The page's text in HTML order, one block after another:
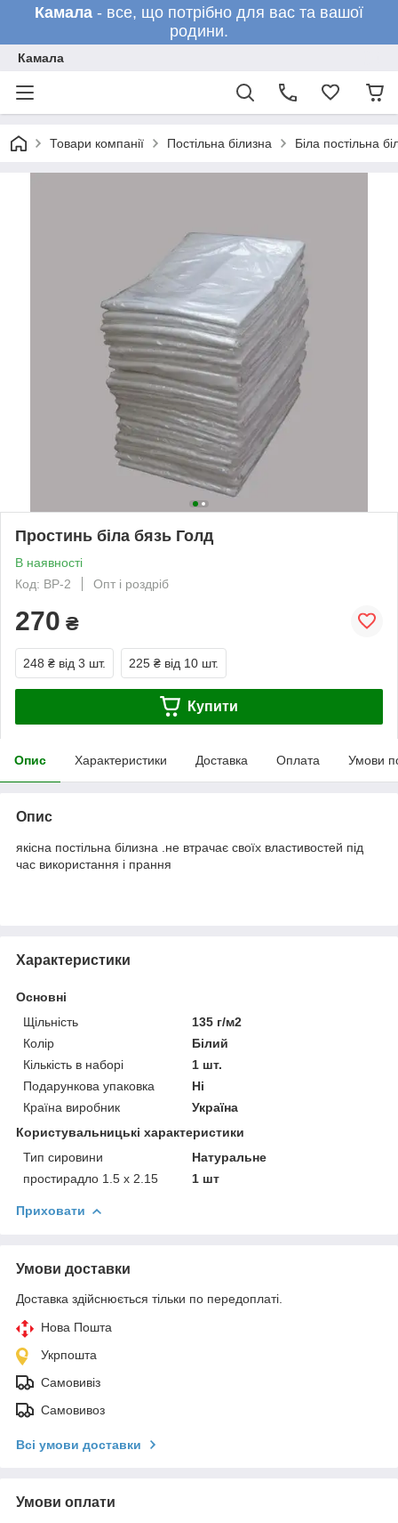
Камала - все, що потрібно для вас та вашої
родини.
Камала
Товари компанії Постільна білизна Біла постільна
Простинь біла бязь Голд
В наявності
Код: BP-2
Опт і роздріб
270 ₴
248 ₴ від 3 шт. 225 ₴ від 10 шт.
Купити
Опис Характеристики Доставка Оплата Умови
Опис
якісна постільна білизна .не втрачає своїх властивостей під
час використання і прання
Характеристики
Основні
Щільність
135 г/м2
Колір
Білий
Кількість в наборі
1 шт.
Подарункова упаковка
Ні
Країна виробник
Україна
Користувальницькі характеристики
Тип сировини
Натуральне
простирадло 1.5 х 2.15
1 шт
Приховати
Умови доставки
Доставка здійснюється тільки по передоплаті.
Нова Пошта
Укрпошта
Самовивіз
Самовивоз
Всі умови доставки
Умови оплати